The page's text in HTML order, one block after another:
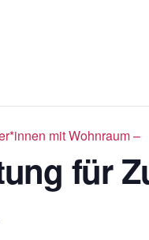
mit Wohnraum –
für